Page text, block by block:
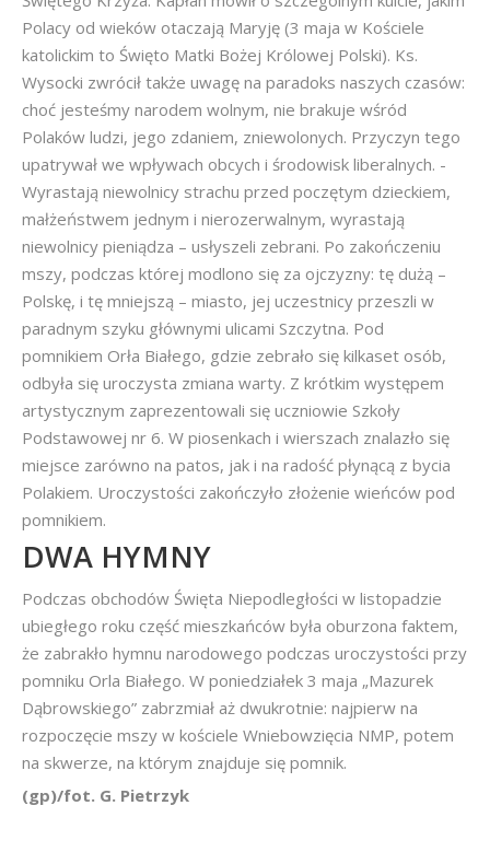
Polacy od wieków otaczają Maryję (3 maja w Kościele
katolickim to Święto Matki Bożej Królowej Polski). Ks.
Wysocki zwrócił także uwagę na paradoks naszych czasów:
choć jesteśmy narodem wolnym, nie brakuje wśród
Polaków ludzi, jego zdaniem, zniewolonych. Przyczyn tego
upatrywał we wpływach obcych i środowisk liberalnych. -
Wyrastają niewolnicy strachu przed poczętym dzieckiem,
małżeństwem jednym i nierozerwalnym, wyrastają
niewolnicy pieniądza – usłyszeli zebrani. Po zakończeniu
mszy, podczas której modlono się za ojczyzny: tę dużą –
Polskę, i tę mniejszą – miasto, jej uczestnicy przeszli w
paradnym szyku głównymi ulicami Szczytna. Pod
pomnikiem Orła Białego, gdzie zebrało się kilkaset osób,
odbyła się uroczysta zmiana warty. Z krótkim występem
artystycznym zaprezentowali się uczniowie Szkoły
Podstawowej nr 6. W piosenkach i wierszach znalazło się
miejsce zarówno na patos, jak i na radość płynącą z bycia
Polakiem. Uroczystości zakończyło złożenie wieńców pod
pomnikiem.
DWA HYMNY
Podczas obchodów Święta Niepodległości w listopadzie
ubiegłego roku część mieszkańców była oburzona faktem,
że zabrakło hymnu narodowego podczas uroczystości przy
pomniku Orla Białego. W poniedziałek 3 maja „Mazurek
Dąbrowskiego” zabrzmiał aż dwukrotnie: najpierw na
rozpoczęcie mszy w kościele Wniebowzięcia NMP, potem
na skwerze, na którym znajduje się pomnik.
(gp)/fot. G. Pietrzyk